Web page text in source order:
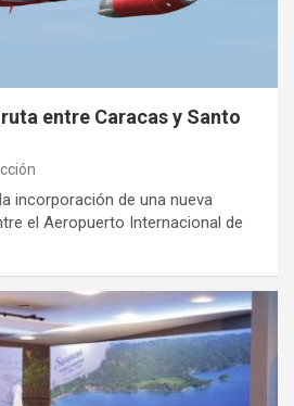
entre Caracas y Santo
incorporación de una nueva
el Aeropuerto Internacional de